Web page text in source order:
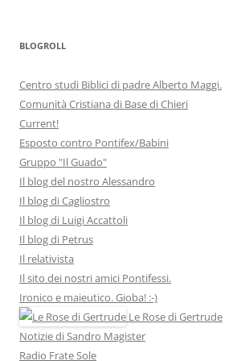
BLOGROLL
Centro studi Biblici di padre Alberto Maggi.
Comunità Cristiana di Base di Chieri
Current!
Esposto contro Pontifex/Babini
Gruppo "Il Guado"
Il blog del nostro Alessandro
Il blog di Cagliostro
Il blog di Luigi Accattoli
Il blog di Petrus
Il relativista
Il sito dei nostri amici Pontifessi.
Ironico e maieutico. Gioba! :-)
Le Rose di Gertrude
Notizie di Sandro Magister
Radio Frate Sole